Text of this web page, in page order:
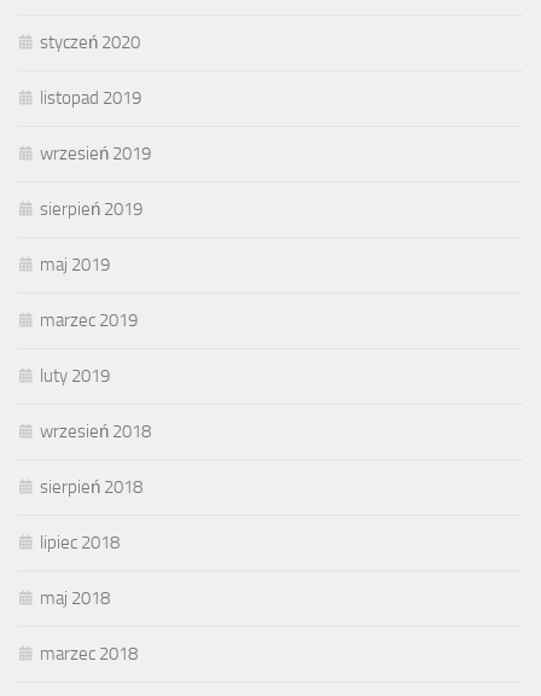
styczeń 2020
listopad 2019
wrzesień 2019
sierpień 2019
maj 2019
marzec 2019
luty 2019
wrzesień 2018
sierpień 2018
lipiec 2018
maj 2018
marzec 2018